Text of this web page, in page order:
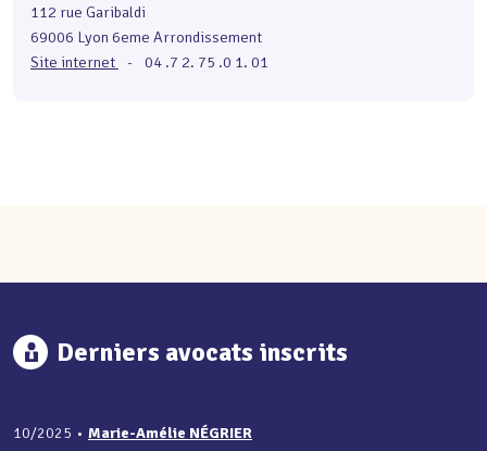
112 rue Garibaldi
69006 Lyon 6eme Arrondissement
Site internet
- 04 .7 2. 75 .0 1. 01
Derniers avocats inscrits
10/2025 • Marie-Amélie NÉGRIER